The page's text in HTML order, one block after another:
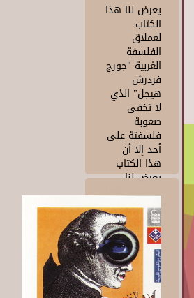
يعرض لنا هذا
الكتاب
لعملاق
الفلسفة
الغربية "جورج
فردرش
هيجل" الذي
لا تخفى
صعوبة
فلسفتة على
أحد إلا أن
هذا الكتاب
يعرض لنا
فلسفته كلها
بطريقة غاية
في الوضوح
والتبسيط بل
إنه يعرض
للاحداث
المهمة في
حياته بنفس